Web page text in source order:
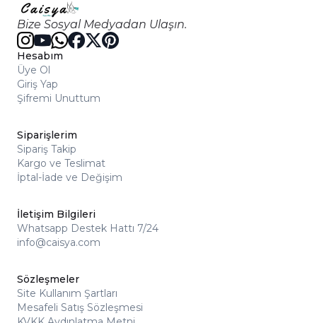
Bize Sosyal Medyadan Ulaşın.
Hesabım
Üye Ol
Giriş Yap
Şifremi Unuttum
Siparişlerim
Sipariş Takip
Kargo ve Teslimat
İptal-İade ve Değişim
İletişim Bilgileri
Whatsapp Destek Hattı 7/24
info@caisya.com
Sözleşmeler
Site Kullanım Şartları
Mesafeli Satış Sözleşmesi